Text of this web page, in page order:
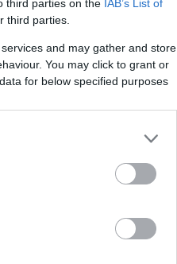
third parties on the IAB’s List of
third parties.
and may gather and store
You may click to grant or
for below specified purposes
dobogón
Norbert.
A 27 éves
vagy
formában
Szőke